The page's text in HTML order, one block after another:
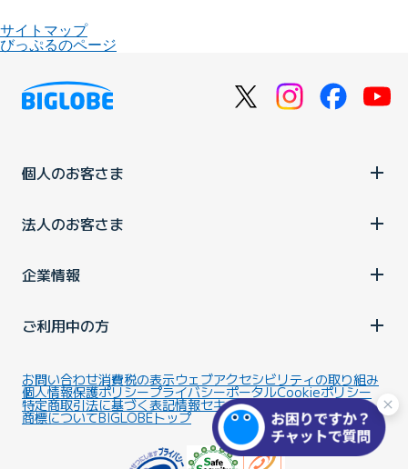
サイトマップ
びっぷるのページ
個人のお客さま
法人のお客さま
企業情報
ご利用中の方
お問い合わせ消費税の表示ウェブアクセシビリティの取り組み
個人情報保護ポリシープライバシーポータルCookieポリシー
特定商取引法に基づく表記情報セキュリティ基本方針
商標についてBIGLOBEトップ